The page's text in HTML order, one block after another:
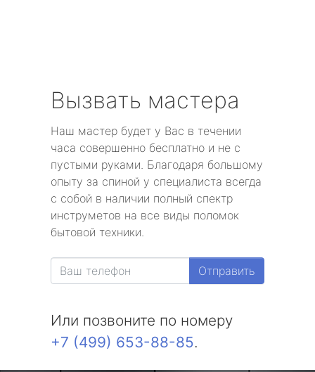
Вызвать мастера
Наш мастер будет у Вас в течении
часа совершенно бесплатно и не с
пустыми руками. Благодаря большому
опыту за спиной у специалиста всегда
с собой в наличии полный спектр
инструметов на все виды поломок
бытовой техники.
Отправить
Или позвоните по номеру
+7 (499) 653-88-85.